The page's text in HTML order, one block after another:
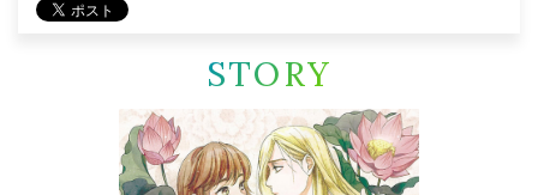
STORY